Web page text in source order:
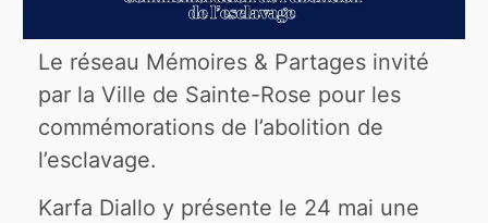
Le réseau Mémoires & Partages invité
par la Ville de Sainte-Rose pour les
commémorations de l’abolition de
l’esclavage.
Karfa Diallo y présente le 24 mai une